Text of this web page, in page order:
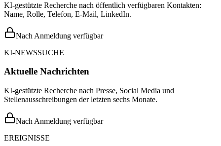
KI-gestützte Recherche nach öffentlich verfügbaren Kontakten:
Name, Rolle, Telefon, E-Mail, LinkedIn.
Nach Anmeldung verfügbar
KI-NEWSSUCHE
Aktuelle Nachrichten
KI-gestützte Recherche nach Presse, Social Media und
Stellenausschreibungen der letzten sechs Monate.
Nach Anmeldung verfügbar
EREIGNISSE